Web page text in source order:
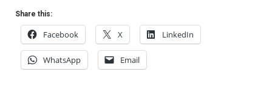
Share this:
Facebook X LinkedIn
WhatsApp Email